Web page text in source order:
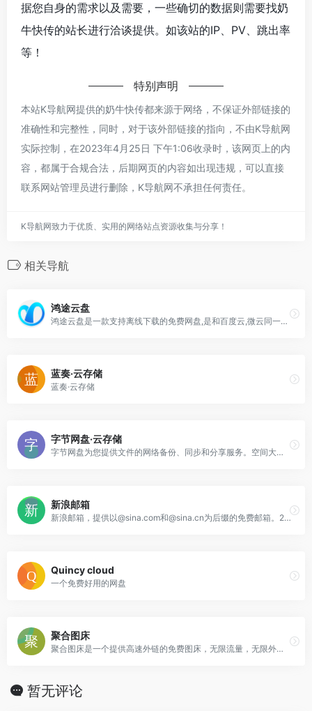
据您自身的需求以及需要，一些确切的数据则需要找奶
牛快传的站长进行洽谈提供。如该站的IP、PV、跳出率
等！
特别声明
本站K导航网提供的奶牛快传都来源于网络，不保证外部链接的
准确性和完整性，同时，对于该外部链接的指向，不由K导航网
实际控制，在2023年4月25日 下午1:06收录时，该网页上的内
容，都属于合规合法，后期网页的内容如出现违规，可以直接
联系网站管理员进行删除，K导航网不承担任何责任。
K导航网致力于优质、实用的网络站点资源收集与分享！
相关导航
鸿途云盘
鸿途云盘是一款支持离线下载的免费网盘,是和百度云,微云同一类型的免费网盘,提供免费网络存储空间服务。使用鸿途云盘您可以免费自由存储、共享、不限速下载各类文件
蓝奏·云存储
蓝奏·云存储
字节网盘·云存储
字节网盘为您提供文件的网络备份、同步和分享服务。空间大、速度快、安全稳固，支持教育网加速，支持手机端。字节云盘为用户守护数据资产。
新浪邮箱
新浪邮箱，提供以@sina.com和@sina.cn为后缀的免费邮箱。2G超大附件和50M普通附件，容量5G至无限大，整合新浪微博应用，支持客户端收发，更加安全
Quincy cloud
一个免费好用的网盘
聚合图床
聚合图床是一个提供高速外链的免费图床，无限流量，无限外链，全球网络加速，提供API和客户端上传图片，专业的跨境电商图片上传和托管，适合亚马逊, wish, eb
暂无评论